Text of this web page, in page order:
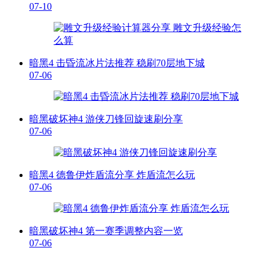
07-10
暗黑4 击昏流冰片法推荐 稳刷70层地下城
07-06
暗黑破坏神4 游侠刀锋回旋速刷分享
07-06
暗黑4 德鲁伊炸盾流分享 炸盾流怎么玩
07-06
暗黑破坏神4 第一赛季调整内容一览
07-06